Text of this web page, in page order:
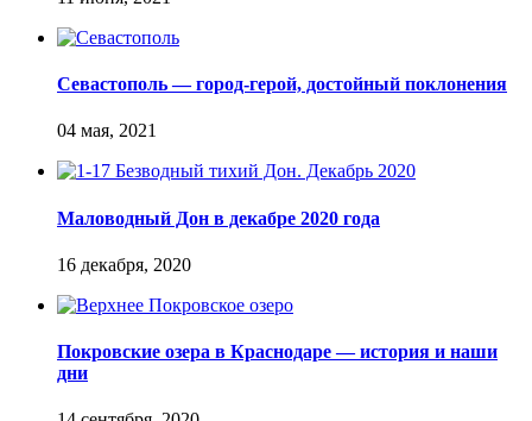
Севастополь — город-герой, достойный поклонения
Маловодный Дон в декабре 2020 года
Покровские озера в Краснодаре — история и наши
дни